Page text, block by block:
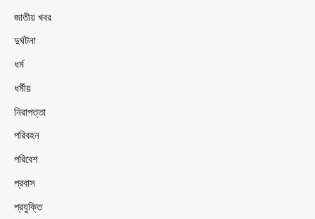
জাতীয় খবর
দুর্ঘটনা
ধর্ম
ধর্মীয়
নিরাপত্তা
পরিবহন
পরিবেশ
প্রবাস
প্রযুক্তি